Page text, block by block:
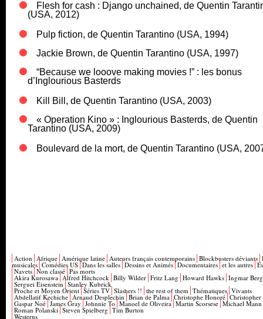
Flesh for cash : Django unchained, de Quentin
(USA, 2012)
Pulp fiction, de Quentin Tarantino (USA, 1994)
Jackie Brown, de Quentin Tarantino (USA, 1997)
“Because we looove making movies !” : les bonus
d’Inglourious Basterds
Kill Bill, de Quentin Tarantino (USA, 2003)
« Operation Kino » : Inglourious Basterds, de Quentin
Tarantino (USA, 2009)
Boulevard de la mort, de Quentin Tarantino (USA,
Action Afrique Amérique latine Auteurs français contemporains Blockbusters déviants
musicales Comédies US Dans les salles Dessins et Animés Documentaires et les autres
Navets Non classé Pas morts
Akira Kurosawa Alfred Hitchcock Billy Wilder Fritz Lang Howard Hawks Ingmar
Serguei Eisenstein Stanley Kubrick
Proche et Moyen Orient Séries TV Slashers !! the rest of them Thématiques Vivants
Abdellatif Kechiche Arnaud Desplechin Brian de Palma Christophe Honoré
Gaspar Noé James Gray Johnnie To Manoel de Oliveira Martin Scorsese Michael Mann
Roman Polanski Steven Spielberg Tim Burton
Westerns